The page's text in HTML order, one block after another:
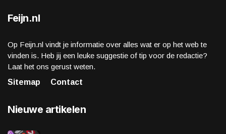
Feijn.nl
Op Feijn.nl vindt je informatie over alles wat er op het web te
vinden is. Heb jij een leuke suggestie of tip voor de redactie?
Laat het ons gerust weten.
Sitemap
Contact
Nieuwe artikelen